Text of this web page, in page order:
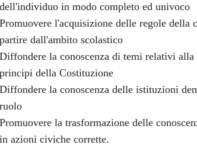
dell'individuo in modo completo ed univoco
Promuovere l'acquisizione delle regole della
partire dall'ambito scolastico
Diffondere la conoscenza di temi relativi alla
principi della Costituzione
Diffondere la conoscenza delle istituzioni
ruolo
Promuovere la trasformazione delle
in azioni civiche corrette.